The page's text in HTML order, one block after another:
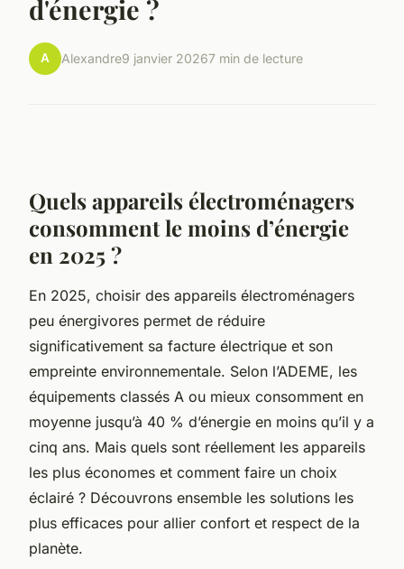
d'énergie ?
A Alexandre9 janvier 20267 min de lecture
Quels appareils électroménagers
consomment le moins d’énergie
en 2025 ?
En 2025, choisir des appareils électroménagers
peu énergivores permet de réduire
significativement sa facture électrique et son
empreinte environnementale. Selon l’ADEME, les
équipements classés A ou mieux consomment en
moyenne jusqu’à 40 % d’énergie en moins qu’il y a
cinq ans. Mais quels sont réellement les appareils
les plus économes et comment faire un choix
éclairé ? Découvrons ensemble les solutions les
plus efficaces pour allier confort et respect de la
planète.